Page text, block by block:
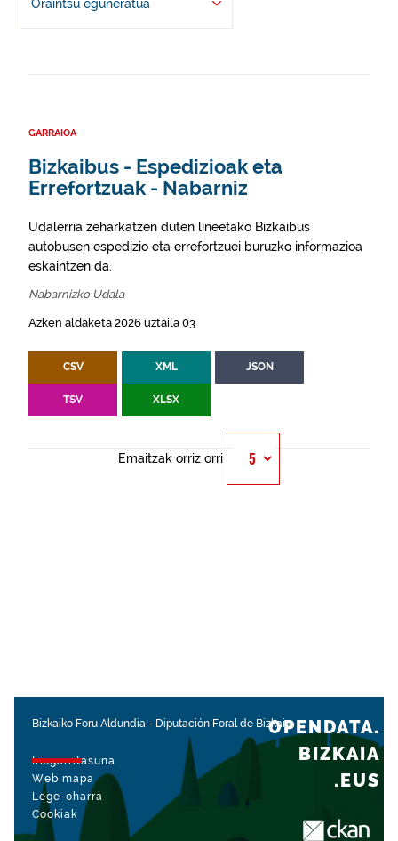
Oraintsu eguneratua
GARRAIOA
Bizkaibus - Espedizioak eta
Errefortzuak - Nabarniz
Udalerria zeharkatzen duten lineetako Bizkaibus
autobusen espedizio eta errefortzuei buruzko informazioa
eskaintzen da.
Nabarnizko Udala
Azken aldaketa 2026 uztaila 03
CSV XML JSON
TSV XLSX
Emaitzak orriz orri
Bizkaiko Foru Aldundia - Diputación Foral de Bizkaia
Irisgarritasuna
Web mapa
Lege-oharra
Cookiak
OPENDATA.
BIZKAIA
.EUS